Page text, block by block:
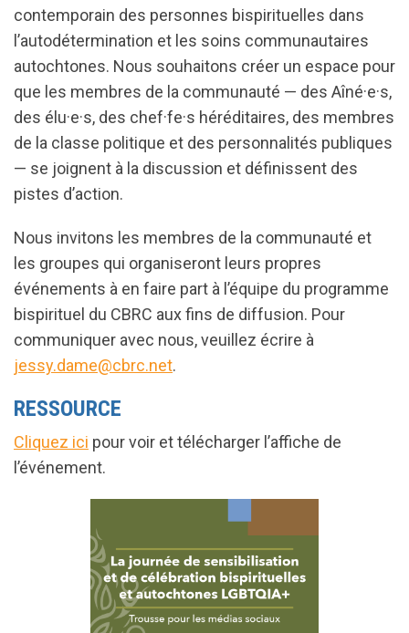
contemporain des personnes bispirituelles dans
l’autodétermination et les soins communautaires
autochtones. Nous souhaitons créer un espace pour
que les membres de la communauté — des Aîné·e·s,
des élu·e·s, des chef·fe·s héréditaires, des membres
de la classe politique et des personnalités publiques
— se joignent à la discussion et définissent des
pistes d’action.
Nous invitons les membres de la communauté et
les groupes qui organiseront leurs propres
événements à en faire part à l’équipe du programme
bispirituel du CBRC aux fins de diffusion. Pour
communiquer avec nous, veuillez écrire à
jessy.dame@cbrc.net.
RESSOURCE
Cliquez ici pour voir et télécharger l’affiche de
l’événement.